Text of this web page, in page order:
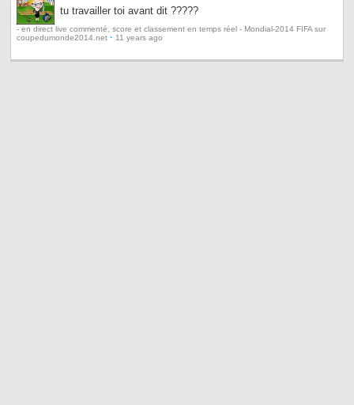
tu travailler toi avant dit ?????
- en direct live commenté, score et classement en temps réel - Mondial-2014 FIFA sur
coupedumonde2014.net · 11 years ago